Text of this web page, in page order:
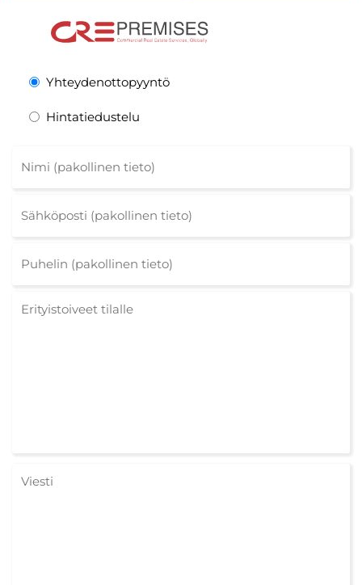
Yhteydenottopyyntö
Hintatiedustelu